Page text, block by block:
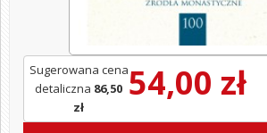
54,00 zł
Sugerowana cena
detaliczna 86,50
zł